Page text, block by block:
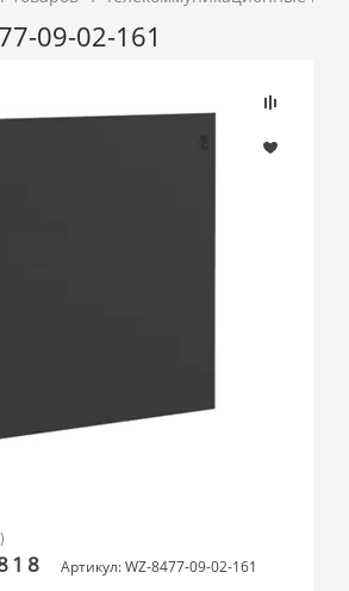
09-02-161
Артикул: WZ-8477-09-02-161